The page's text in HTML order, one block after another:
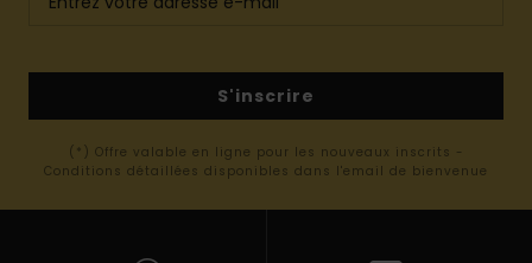
S'inscrire
(*) Offre valable en ligne pour les nouveaux inscrits -
Conditions détaillées disponibles dans l'email de bienvenue